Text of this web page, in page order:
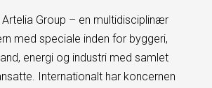
Group – en multidisciplinær
med speciale inden for byggeri,
energi og industri med samlet
Internationalt har koncernen